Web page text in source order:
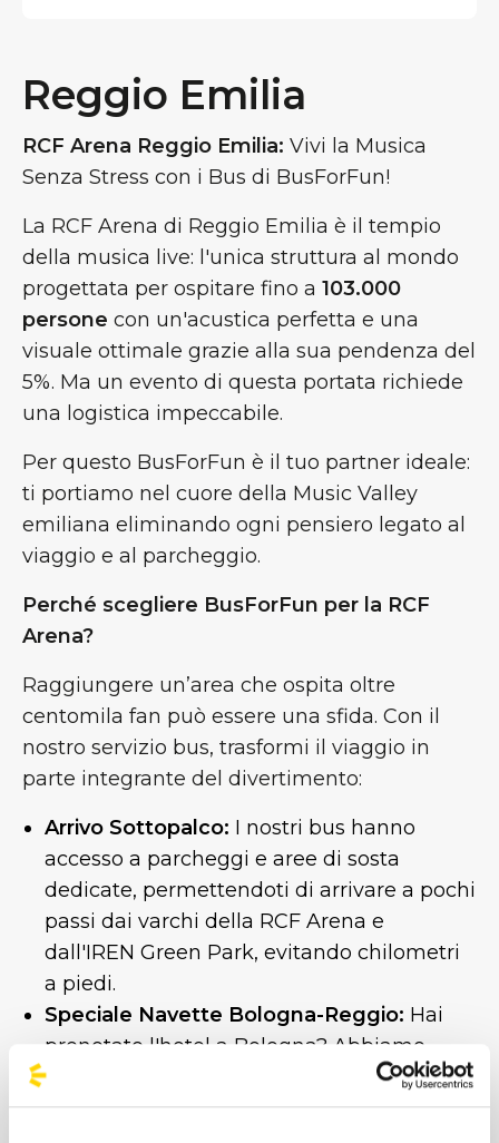
Reggio Emilia
RCF Arena Reggio Emilia: Vivi la Musica
Senza Stress con i Bus di BusForFun!
La RCF Arena di Reggio Emilia è il tempio
della musica live: l'unica struttura al mondo
progettata per ospitare fino a 103.000
persone con un'acustica perfetta e una
visuale ottimale grazie alla sua pendenza del
5%. Ma un evento di questa portata richiede
una logistica impeccabile.
Per questo BusForFun è il tuo partner ideale:
ti portiamo nel cuore della Music Valley
emiliana eliminando ogni pensiero legato al
viaggio e al parcheggio.
Perché scegliere BusForFun per la RCF
Arena?
Raggiungere un’area che ospita oltre
centomila fan può essere una sfida. Con il
nostro servizio bus, trasformi il viaggio in
parte integrante del divertimento:
Arrivo Sottopalco: I nostri bus hanno
accesso a parcheggi e aree di sosta
dedicate, permettendoti di arrivare a pochi
passi dai varchi della RCF Arena e
dall'IREN Green Park, evitando chilometri
a piedi.
Speciale Navette Bologna-Reggio: Hai
prenotato l'hotel a Bologna? Abbiamo
attivato un servizio navetta specifico da e
per il capoluogo emiliano. Ti veniamo a